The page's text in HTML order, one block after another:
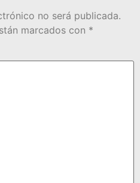
no será publicada.
marcados con *